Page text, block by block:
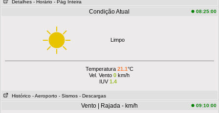
Detalhes - Horário - Pág Inteira
Condição Atual 08:25:00
Limpo
Temperatura 21.1°C
Vel. Vento 0 km/h
IUV1.4
Histórico - Aeroporto - Sismos - Descargas
Vento | Rajada - km/h 09:10:00